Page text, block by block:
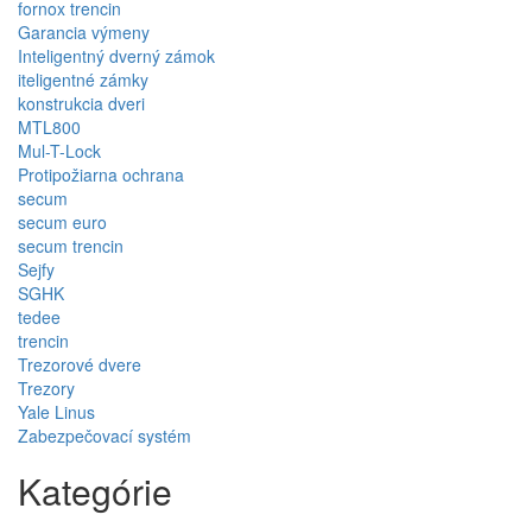
fornox trencin
Garancia výmeny
Inteligentný dverný zámok
iteligentné zámky
konstrukcia dveri
MTL800
Mul-T-Lock
Protipožiarna ochrana
secum
secum euro
secum trencin
Sejfy
SGHK
tedee
trencin
Trezorové dvere
Trezory
Yale Linus
Zabezpečovací systém
Kategórie